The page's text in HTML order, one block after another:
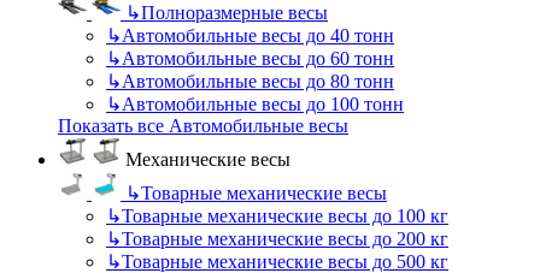
↳Полноразмерные весы
↳Автомобильные весы до 40 тонн
↳Автомобильные весы до 60 тонн
↳Автомобильные весы до 80 тонн
↳Автомобильные весы до 100 тонн
Показать все Автомобильные весы
Механические весы
↳Товарные механические весы
↳Товарные механические весы до 100 кг
↳Товарные механические весы до 200 кг
↳Товарные механические весы до 500 кг